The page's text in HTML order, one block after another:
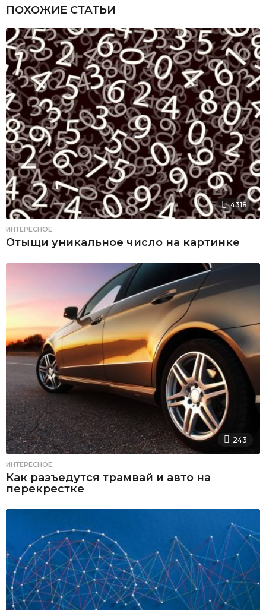
ПОХОЖИЕ СТАТЬИ
4318
ИНТЕРЕСНОЕ
Отыщи уникальное число на картинке
243
ИНТЕРЕСНОЕ
Как разъедутся трамвай и авто на
перекрестке